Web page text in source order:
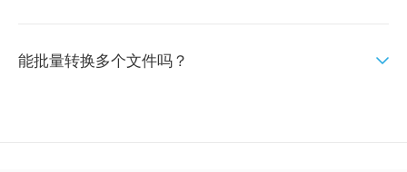
能批量转换多个文件吗？